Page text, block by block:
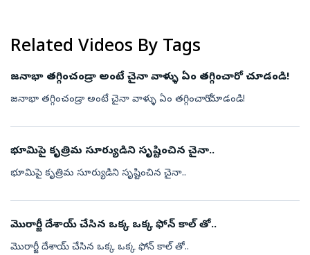
Related Videos By Tags
జనాభా తగ్గించండ్రా అంటే చైనా వాళ్ళు ఏం తగ్గించారో చూడండి!
జనాభా తగ్గించండ్రా అంటే చైనా వాళ్ళు ఏం తగ్గించారో చూడండి!
భూమిపై కృత్రిమ సూర్యుడిని సృష్టించిన చైనా..
భూమిపై కృత్రిమ సూర్యుడిని సృష్టించిన చైనా..
మొరార్జీ దేశాయ్ చేసిన ఒక్క ఒక్క ఫోన్ కాల్ తో..
మొరార్జీ దేశాయ్ చేసిన ఒక్క ఒక్క ఫోన్ కాల్ తో..